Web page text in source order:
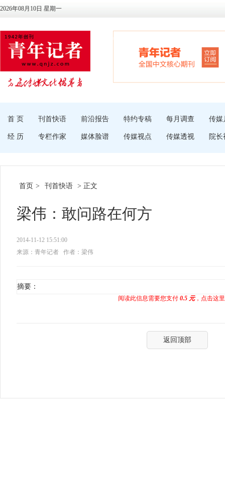
2026年08月10日 星期一
首 页 刊首快语 前沿报告 特约专稿 每月调查 传媒
经 历 专栏作家 媒体脸谱 传媒视点 传媒透视 院长
首页 > 刊首快语 > 正文
梁伟：敢问路在何方
2014-11-12 15:51:00
来源：青年记者
作者：梁伟
摘要：
阅读此信息需要您支付 0.5 元，点击这
返回顶部